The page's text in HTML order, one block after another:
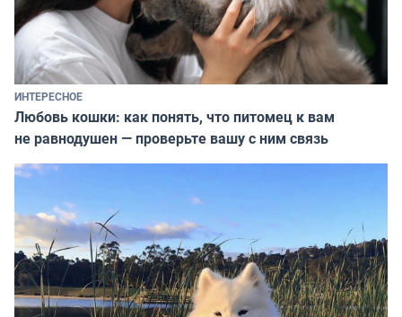
ИНТЕРЕСНОЕ
Любовь кошки: как понять, что питомец к вам
не равнодушен — проверьте вашу с ним связь